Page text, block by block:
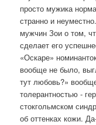
просто мужика
странно и
мужчин Зои о том,
сделает его
«Оскаре»
вообще не было,
тут любовь?»
толерантностью -
стокгольмском
об оттенках кожи.